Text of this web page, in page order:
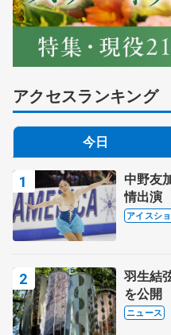
アクセスランキング
今日
中野友
情出演
ス」
アイスシ
羽生結
を公開
の瑞鳳
ニュース